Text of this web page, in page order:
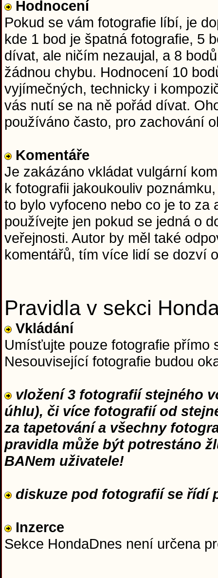
Hodnocení
Pokud se vám fotografie líbí, je
kde 1 bod je špatná fotografie, 5
dívat, ale ničím nezaujal, a 8
žádnou chybu. Hodnocení 10
vyjímečných, technicky i
vás nutí se na ně pořád dívat.
používáno často, pro zachování
Komentáře
Je zakázáno vkládat vulgární
k fotografii jakoukouliv
to bylo vyfoceno nebo co je to za
používejte jen pokud se jedná o
veřejnosti. Autor by měl také
komentářů, tím více lidí se dozví
Pravidla v sekci
Vkládání
Umísťujte pouze fotografie přímo
Nesouvisející fotografie budou
vložení 3 fotografií stejného
úhlu), či více fotografií od
za tapetování a všechny
pravidla může být potrestáno
BANem uživatele!
diskuze pod fotografií se řídí
Inzerce
Sekce HondaDnes není určena